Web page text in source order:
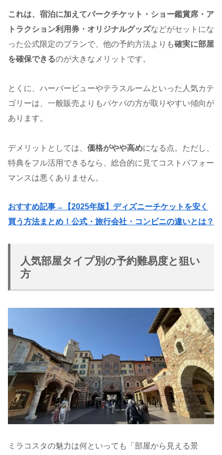
これは、宿泊に加えてパークチケット・ショー鑑賞席・ア
トラクション利用券・オリジナルグッズなどがセットにな
った公式限定のプランで、他の予約方法よりも確実に部屋
を確保できるのが大きなメリットです。
とくに、ハーバービューやテラスルームといった人気カテ
ゴリーは、一般販売よりもバケパの方が取りやすい傾向が
あります。
デメリットとしては、 価格がやや高めになる点。ただし、
特典をフル活用できるなら、総合的に見てコストパフォー
マンスは悪くありません。
おすすめ記事→【2025年版】ディズニーチケットを安く
買う方法まとめ！公式・旅行会社・コンビニの違いとは？
人気部屋タイプ別の予約難易度と狙い
方
ミラコスタの魅力は何といっても「部屋から見える景